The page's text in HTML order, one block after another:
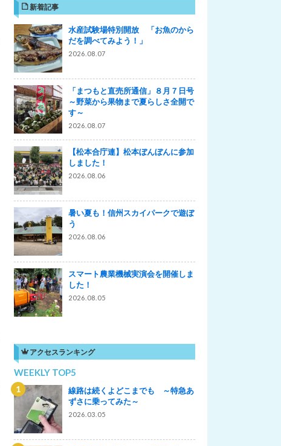
新着記事
水産試験場特別開放 「お魚のから
だを調べてみよう！」
2026.08.07
「まつもと直売所通信」８月７日号
～野菜から果物まで夏らしさ全開で
す～
2026.08.07
【松本合庁連】松本ぼんぼんに参加
しました！
2026.08.06
暑い夏も！信州スカイパークで遊ぼ
う
2026.08.06
スマート農業機械実演会を開催しま
した！
2026.08.05
アクセスランキング
WEEKLY TOP5
線路は続くよどこまでも ～特急あ
ずさに乗ってみた～
2026.03.05